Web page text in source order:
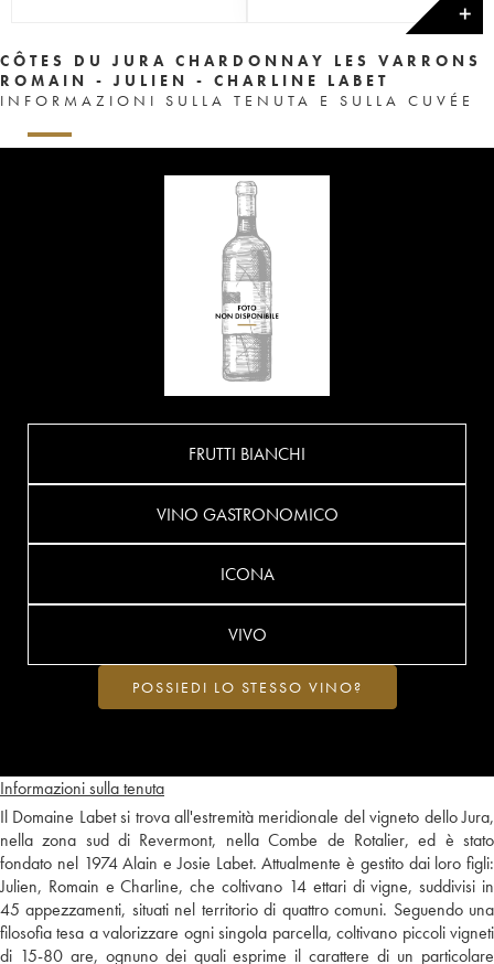
✕
CÔTES DU JURA CHARDONNAY LES VARRONS
ROMAIN - JULIEN - CHARLINE LABET
INFORMAZIONI SULLA TENUTA E SULLA CUVÉE
Informazioni sulla tenuta
Il Domaine Labet si trova all'estremità meridionale del vigneto dello Jura,
nella zona sud di Revermont, nella Combe de Rotalier, ed è stato
fondato nel 1974 Alain e Josie Labet. Attualmente è gestito dai loro figli:
Julien, Romain e Charline, che coltivano 14 ettari di vigne, suddivisi in
45 appezzamenti, situati nel territorio di quattro comuni. Seguendo una
filosofia tesa a valorizzare ogni singola parcella, coltivano piccoli vigneti
di 15-80 are, ognuno dei quali esprime il carattere di un particolare
FRUTTI BIANCHI
VINO GASTRONOMICO
ICONA
VIVO
POSSIEDI LO STESSO VINO?